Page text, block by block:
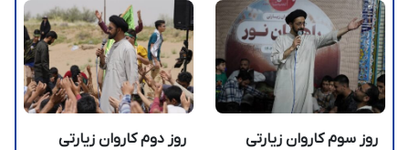
شورای اسلامی
روز سوم کاروان زیارتی
روز دوم کاروان زیارتی